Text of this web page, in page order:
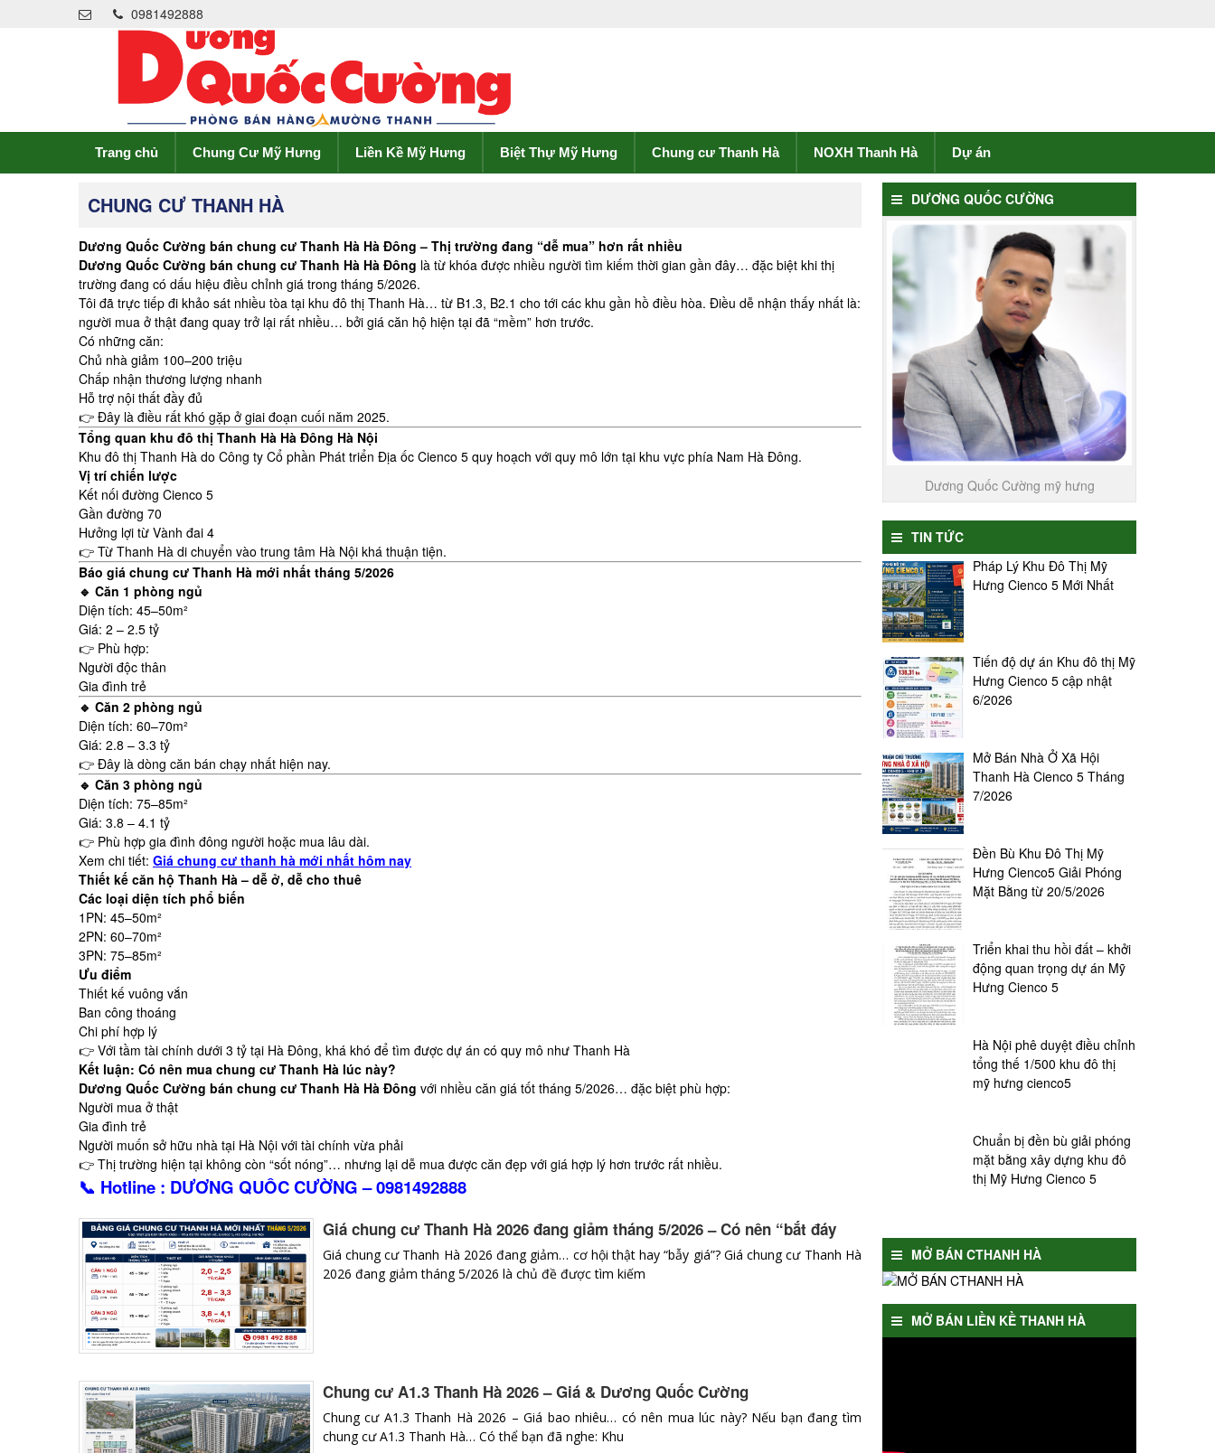
0981492888
Trang chủ Chung Cư Mỹ Hưng Liền Kề Mỹ Hưng Biệt Thự Mỹ Hưng Chung cư Thanh Hà NOXH Thanh Hà Dự án
CHUNG CƯ THANH HÀ
Dương Quốc Cường bán chung cư Thanh Hà Hà Đông – Thị trường đang “dễ mua” hơn rất nhiều
Dương Quốc Cường bán chung cư Thanh Hà Hà Đông là từ khóa được nhiều người tìm kiếm thời gian gần đây… đặc biệt khi thị
trường đang có dấu hiệu điều chỉnh giá trong tháng 5/2026.
Tôi đã trực tiếp đi khảo sát nhiều tòa tại khu đô thị Thanh Hà… từ B1.3, B2.1 cho tới các khu gần hồ điều hòa. Điều dễ nhận thấy nhất là:
người mua ở thật đang quay trở lại rất nhiều… bởi giá căn hộ hiện tại đã “mềm” hơn trước.
Có những căn:
Chủ nhà giảm 100–200 triệu
Chấp nhận thương lượng nhanh
Hỗ trợ nội thất đầy đủ
👉 Đây là điều rất khó gặp ở giai đoạn cuối năm 2025.
Tổng quan khu đô thị Thanh Hà Hà Đông Hà Nội
Khu đô thị Thanh Hà do Công ty Cổ phần Phát triển Địa ốc Cienco 5 quy hoạch với quy mô lớn tại khu vực phía Nam Hà Đông.
Vị trí chiến lược
Kết nối đường Cienco 5
Gần đường 70
Hưởng lợi từ Vành đai 4
👉 Từ Thanh Hà di chuyển vào trung tâm Hà Nội khá thuận tiện.
Báo giá chung cư Thanh Hà mới nhất tháng 5/2026
🔹 Căn 1 phòng ngủ
Diện tích: 45–50m²
Giá: 2 – 2.5 tỷ
👉 Phù hợp:
Người độc thân
Gia đình trẻ
🔹 Căn 2 phòng ngủ
Diện tích: 60–70m²
Giá: 2.8 – 3.3 tỷ
👉 Đây là dòng căn bán chạy nhất hiện nay.
🔹 Căn 3 phòng ngủ
Diện tích: 75–85m²
Giá: 3.8 – 4.1 tỷ
👉 Phù hợp gia đình đông người hoặc mua lâu dài.
Xem chi tiết: Giá chung cư thanh hà mới nhất hôm nay
Thiết kế căn hộ Thanh Hà – dễ ở, dễ cho thuê
Các loại diện tích phổ biến
1PN: 45–50m²
2PN: 60–70m²
3PN: 75–85m²
Ưu điểm
Thiết kế vuông vắn
Ban công thoáng
Chi phí hợp lý
👉 Với tầm tài chính dưới 3 tỷ tại Hà Đông, khá khó để tìm được dự án có quy mô như Thanh Hà
Kết luận: Có nên mua chung cư Thanh Hà lúc này?
Dương Quốc Cường bán chung cư Thanh Hà Hà Đông với nhiều căn giá tốt tháng 5/2026… đặc biệt phù hợp:
Người mua ở thật
Gia đình trẻ
Người muốn sở hữu nhà tại Hà Nội với tài chính vừa phải
👉 Thị trường hiện tại không còn “sốt nóng”… nhưng lại dễ mua được căn đẹp với giá hợp lý hơn trước rất nhiều.
📞 Hotline : DƯƠNG QUÔC CƯỜNG – 0981492888
Giá chung cư Thanh Hà 2026 đang giảm tháng 5/2026 – Có nên “bắt đáy
Giá chung cư Thanh Hà 2026 đang giảm… cơ hội thật hay “bẫy giá”? Giá chung cư Thanh Hà
2026 đang giảm tháng 5/2026 là chủ đề được tìm kiếm
Chung cư A1.3 Thanh Hà 2026 – Giá & Dương Quốc Cường
Chung cư A1.3 Thanh Hà 2026 – Giá bao nhiêu… có nên mua lúc này? Nếu bạn đang tìm
chung cư A1.3 Thanh Hà… Có thể bạn đã nghe: Khu
DƯƠNG QUỐC CƯỜNG
Dương Quốc Cường mỹ hưng
TIN TỨC
Pháp Lý Khu Đô Thị Mỹ
Hưng Cienco 5 Mới Nhất
Tiến độ dự án Khu đô thị Mỹ
Hưng Cienco 5 cập nhật
6/2026
Mở Bán Nhà Ở Xã Hội
Thanh Hà Cienco 5 Tháng
7/2026
Đền Bù Khu Đô Thị Mỹ
Hưng Cienco5 Giải Phóng
Mặt Bằng từ 20/5/2026
Triển khai thu hồi đất – khởi
động quan trọng dự án Mỹ
Hưng Cienco 5
Hà Nội phê duyệt điều chỉnh
tổng thế 1/500 khu đô thị
mỹ hưng cienco5
Chuẩn bị đền bù giải phóng
mặt bằng xây dựng khu đô
thị Mỹ Hưng Cienco 5
MỞ BÁN CTHANH HÀ
MỞ BÁN LIỀN KỀ THANH HÀ